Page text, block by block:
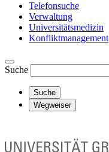
Telefonsuche
Verwaltung
Universitätsmedizin
Konfliktmanagement
Suche
Suche
Wegweiser